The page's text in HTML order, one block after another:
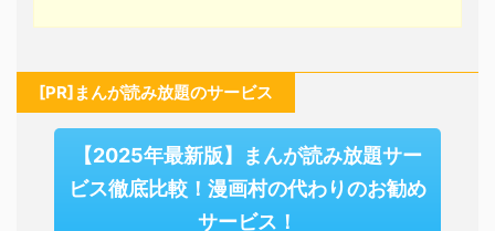
[PR]まんが読み放題のサービス
【2025年最新版】まんが読み放題サー
ビス徹底比較！漫画村の代わりのお勧め
サービス！